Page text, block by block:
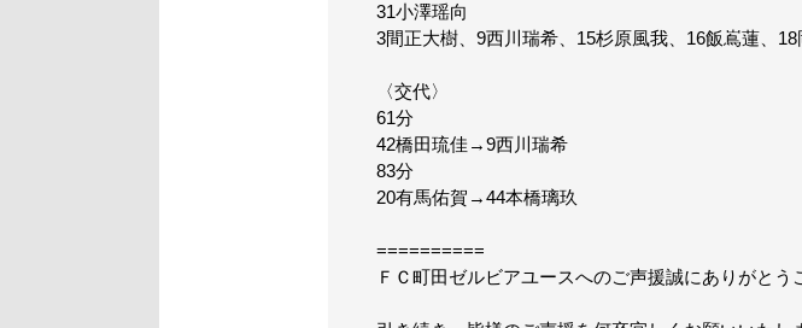
31小澤瑶向
3間正大樹、9西川瑞希、15杉原風我、16飯嶌蓮、
〈交代〉
61分
42橋田琉佳→9西川瑞希
83分
20有馬佑賀→44本橋璃玖
==========
ＦＣ町田ゼルビアユースへのご声援誠にありがとう